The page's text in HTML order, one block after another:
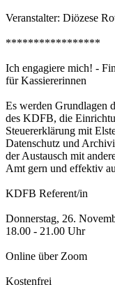
Veranstalter: Diözese
*****************
Ich engagiere mich! -
für Kassiererinnen
Es werden Grundlagen
des KDFB, die
Steuererklärung mit
Datenschutz und
der Austausch mit
Amt gern und effektiv
KDFB Referent/in
Donnerstag, 26.
18.00 - 21.00 Uhr
Online über Zoom
Kostenfrei